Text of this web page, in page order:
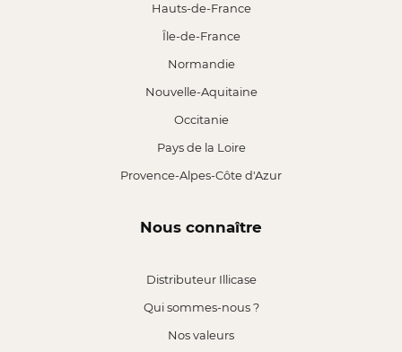
Hauts-de-France
Île-de-France
Normandie
Nouvelle-Aquitaine
Occitanie
Pays de la Loire
Provence-Alpes-Côte d'Azur
Nous connaître
Distributeur Illicase
Qui sommes-nous ?
Nos valeurs